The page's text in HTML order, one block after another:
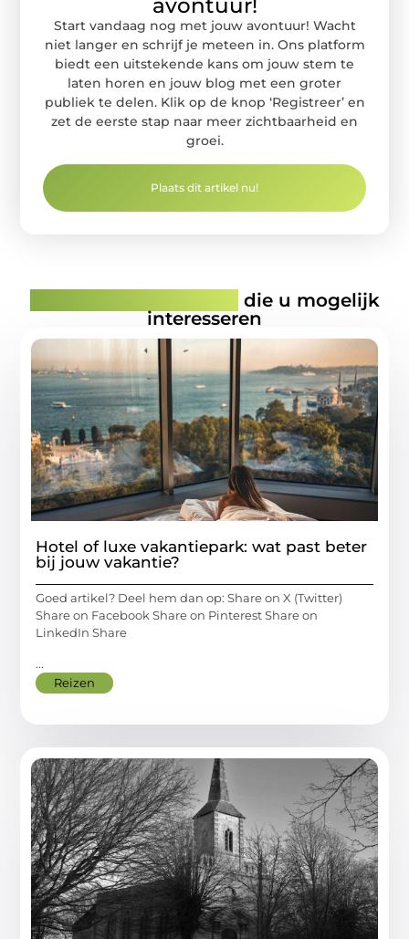
avontuur!
Start vandaag nog met jouw avontuur! Wacht
niet langer en schrijf je meteen in. Ons platform
biedt een uitstekende kans om jouw stem te
laten horen en jouw blog met een groter
publiek te delen. Klik op de knop ‘Registreer’ en
zet de eerste stap naar meer zichtbaarheid en
groei.
Plaats dit artikel nu!
die u mogelijk
interesseren
Hotel of luxe vakantiepark: wat past beter
bij jouw vakantie?
Goed artikel? Deel hem dan op: Share on X (Twitter)
Share on Facebook Share on Pinterest Share on
LinkedIn Share
...
Reizen